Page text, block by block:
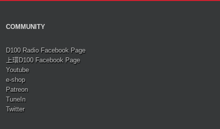
COMMUNITY
D100 Radio Facebook Page
上環D100 Facebook Page
Youtube
e-shop
Patreon
TuneIn
Twitter